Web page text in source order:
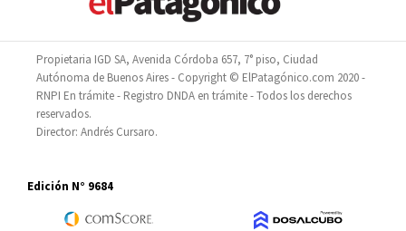
Propietaria IGD SA, Avenida Córdoba 657, 7° piso, Ciudad
Autónoma de Buenos Aires - Copyright © ElPatagónico.com 2020 -
RNPI En trámite - Registro DNDA en trámite - Todos los derechos
reservados.
Director: Andrés Cursaro.
Edición N° 9684